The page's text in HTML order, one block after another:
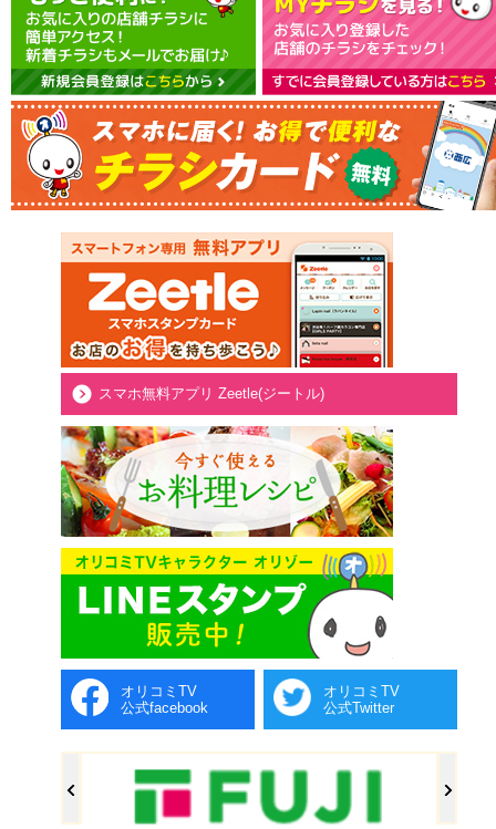
スマホ無料アプリ Zeetle(ジートル)
オリコミTV
公式facebook
オリコミTV
公式Twitter